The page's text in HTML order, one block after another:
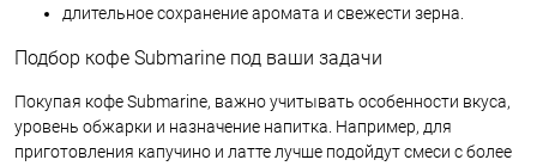
длительное сохранение аромата и свежести зерна.
Подбор кофе Submarine под ваши задачи
Покупая кофе Submarine, важно учитывать особенности вкуса,
уровень обжарки и назначение напитка. Например, для
приготовления капучино и латте лучше подойдут смеси с более